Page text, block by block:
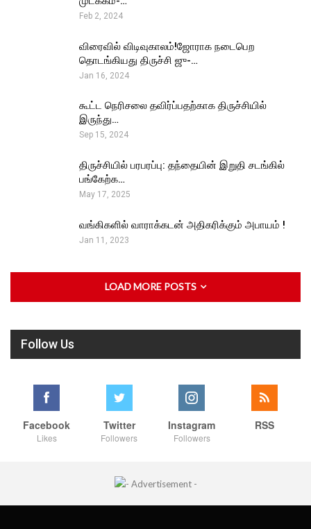
Feb 2, 2024
விரைவில் விடிவுகாலம்!ஜோராக நடைபெற
தொடங்கியது திருச்சி ஜு-…
Jan 16, 2024
கூட்ட நெரிசலை தவிர்ப்பதற்காக திருச்சியில்
இருந்து…
Sep 15, 2024
திருச்சியில் பரபரப்பு: தந்தையின் இறுதி சடங்கில்
பங்கேற்க…
May 17, 2025
வங்கிகளில் வாராக்கடன் அதிகரிக்கும் அபாயம் !
Jan 11, 2023
LOAD MORE POSTS
Follow Us
Facebook
Likes
Twitter
Followers
Instagram
Followers
RSS